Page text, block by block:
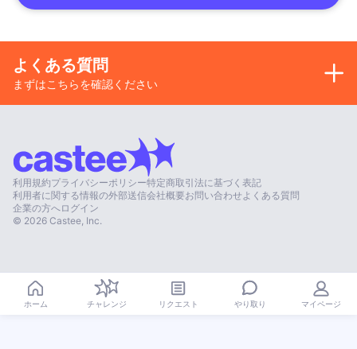
よくある質問
まずはこちらを確認ください
利用規約プライバシーポリシー特定商取引法に基づく表記
利用者に関する情報の外部送信会社概要お問い合わせ よくある質問
企業の方へログイン
© 2026 Castee, Inc.
ホーム チャレンジ リクエスト やり取り マイページ